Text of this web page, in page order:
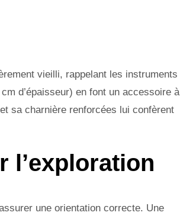
vieilli, rappelant les instruments
d’épaisseur) en font un accessoire à
sa charnière renforcées lui confèrent
l’exploration
une orientation correcte. Une